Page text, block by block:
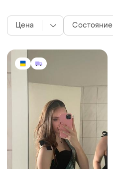
Цена Состояние